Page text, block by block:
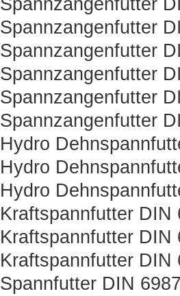
Spannzangenfutter
Spannzangenfutter
Spannzangenfutter
Spannzangenfutter
Spannzangenfutter
Spannzangenfutter
Hydro
Hydro
Hydro
Kraftspannfutter DIN
Kraftspannfutter DIN
Kraftspannfutter DIN
Spannfutter DIN